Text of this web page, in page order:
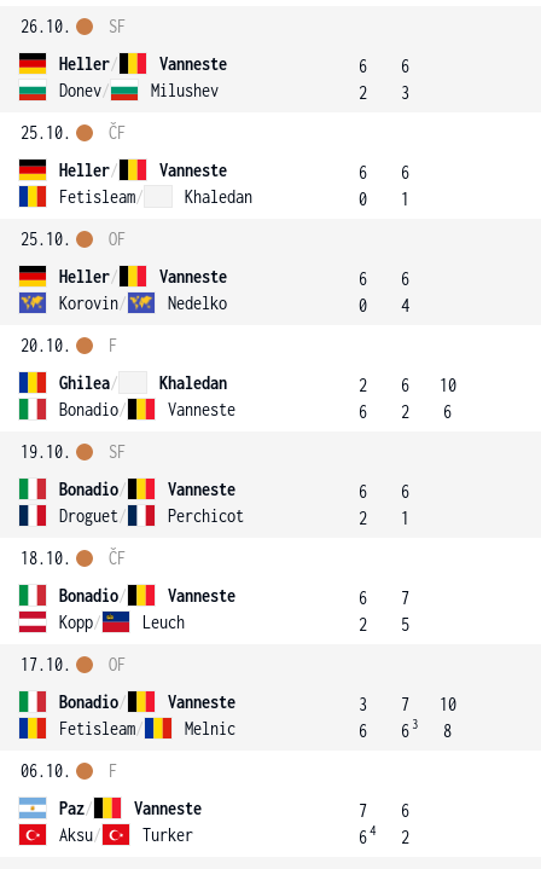
26.10.
Heller/
Vanneste
Donev/ Milushev
SF
6
2
6
3
25.10.
Heller/
Vanneste
Fetisleam/ Khaledan
ČF
6
0
6
1
25.10.
Heller/
Vanneste
Korovin/ Nedelko
OF
6
0
6
4
20.10.
Ghilea/
Khaledan
Bonadio/ Vanneste
F
2
6
6
2
10
6
19.10.
Bonadio/
Vanneste
Droguet/ Perchicot
SF
6
2
6
1
18.10.
Bonadio/
Vanneste
Kopp/ Leuch
ČF
6
2
7
5
17.10.
Bonadio/
Vanneste
Fetisleam/ Melnic
OF
3
6
7
6 3
10
8
06.10.
Paz/
Vanneste
Aksu/ Turker
F
7
64
6
2